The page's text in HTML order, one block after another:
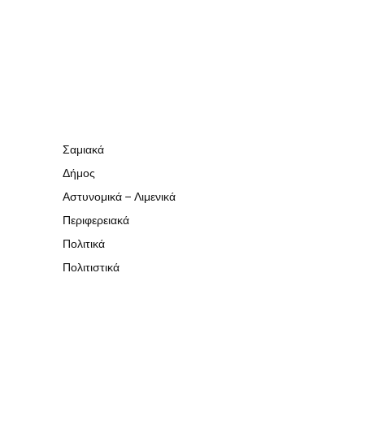
Σαμιακά
Δήμος
Αστυνομικά – Λιμενικά
Περιφερειακά
Πολιτικά
Πολιτιστικά